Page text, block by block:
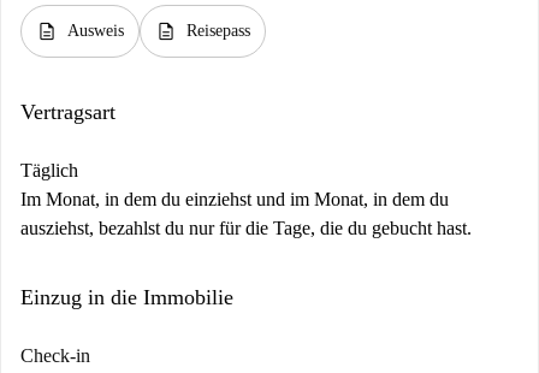
description Ausweis description Reisepass
Vertragsart
Täglich
Im Monat, in dem du einziehst und im Monat, in dem du
ausziehst, bezahlst du nur für die Tage, die du gebucht hast.
Einzug in die Immobilie
Check-in